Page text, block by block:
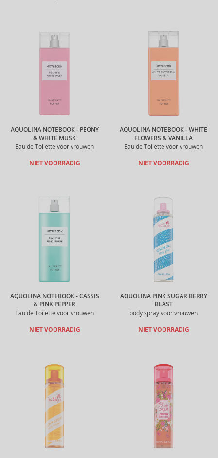
AQUOLINA NOTEBOOK - PEONY
& WHITE MUSK
Eau de Toilette voor vrouwen
NIET VOORRADIG
AQUOLINA NOTEBOOK - WHITE
FLOWERS & VANILLA
Eau de Toilette voor vrouwen
NIET VOORRADIG
AQUOLINA NOTEBOOK - CASSIS
& PINK PEPPER
Eau de Toilette voor vrouwen
NIET VOORRADIG
AQUOLINA PINK SUGAR BERRY
BLAST
body spray voor vrouwen
NIET VOORRADIG